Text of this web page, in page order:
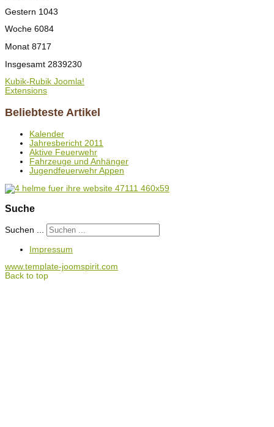
Gestern 1043
Woche 6084
Monat 8717
Insgesamt 2839230
Kubik-Rubik Joomla!
Extensions
Beliebteste Artikel
Kalender
Jahresbericht 2011
Aktive Feuerwehr
Fahrzeuge und Anhänger
Jugendfeuerwehr Appen
Suche
Suchen ...
Impressum
www.template-joomspirit.com
Back to top